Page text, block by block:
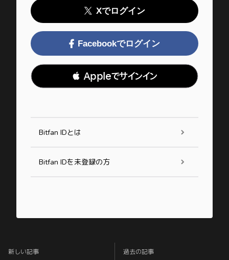
Xでログイン
Facebookでログイン
 Appleでサインイン
Bitfan IDとは
Bitfan IDを未登録の方
新しい記事 過去の記事